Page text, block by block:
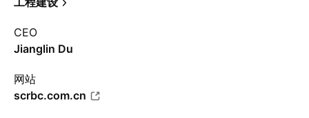
CEO
Jianglin Du
网站
scrbc.com.cn